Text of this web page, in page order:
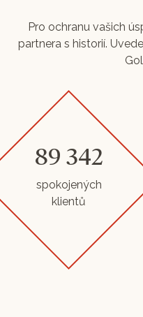
Pro ochranu vašich
partnera s historií.
89 342
spokojených
klientů